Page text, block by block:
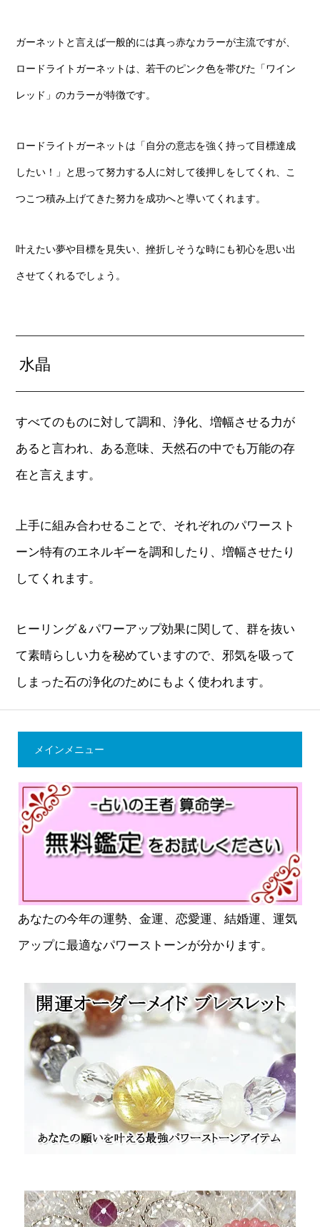
ガーネットと言えば一般的には真っ赤なカラーが主流ですが、
ロードライトガーネットは、若干のピンク色を帯びた「ワイン
レッド」のカラーが特徴です。
ロードライトガーネットは「自分の意志を強く持って目標達成
したい！」と思って努力する人に対して後押しをしてくれ、こ
つこつ積み上げてきた努力を成功へと導いてくれます。
叶えたい夢や目標を見失い、挫折しそうな時にも初心を思い出
させてくれるでしょう。
水晶
すべてのものに対して調和、浄化、増幅させる力が
あると言われ、ある意味、天然石の中でも万能の存
在と言えます。
上手に組み合わせることで、それぞれのパワースト
ーン特有のエネルギーを調和したり、増幅させたり
してくれます。
ヒーリング＆パワーアップ効果に関して、群を抜い
て素晴らしい力を秘めていますので、邪気を吸って
しまった石の浄化のためにもよく使われます。
メインメニュー
あなたの今年の運勢、金運、恋愛運、結婚運、運気
アップに最適なパワーストーンが分かります。